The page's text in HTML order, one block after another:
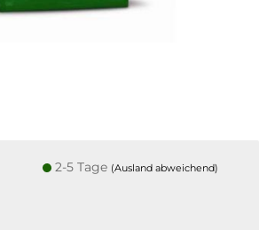
2-5 Tage (Ausland abweichend)